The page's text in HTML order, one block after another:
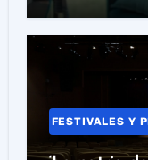
FESTIVALES Y